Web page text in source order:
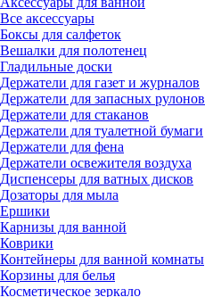
Все аксессуары
Боксы для салфеток
Вешалки для полотенец
Гладильные доски
Держатели для газет и журналов
Держатели для запасных рулонов
Держатели для стаканов
Держатели для туалетной бумаги
Держатели для фена
Держатели освежителя воздуха
Диспенсеры для ватных дисков
Дозаторы для мыла
Ершики
Карнизы для ванной
Коврики
Контейнеры для ванной комнаты
Корзины для белья
Косметическое зеркало